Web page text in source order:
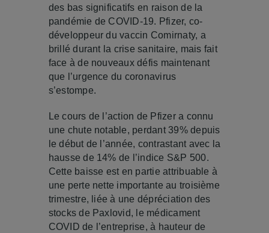
des bas significatifs en raison de la
pandémie de COVID-19. Pfizer, co-
développeur du vaccin Comirnaty, a
brillé durant la crise sanitaire, mais fait
face à de nouveaux défis maintenant
que l’urgence du coronavirus
s’estompe.
Le cours de l’action de Pfizer a connu
une chute notable, perdant 39% depuis
le début de l’année, contrastant avec la
hausse de 14% de l’indice S&P 500.
Cette baisse est en partie attribuable à
une perte nette importante au troisième
trimestre, liée à une dépréciation des
stocks de Paxlovid, le médicament
COVID de l’entreprise, à hauteur de